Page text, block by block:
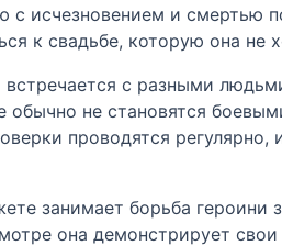
с исчезновением и смертью
к свадьбе, которую она не
с разными
обычно не становятся
проводятся
занимает борьба героини
она демонстрирует